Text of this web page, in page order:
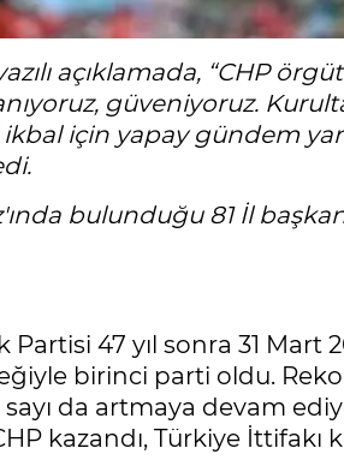
açıklamada, “CHP
güveniyoruz.
ikbal için yapay gündem
bulunduğu 81 İl
47 yıl sonra 31 Mart
birinci parti oldu.
sayı da artmaya devam
kazandı, Türkiye İttifakı